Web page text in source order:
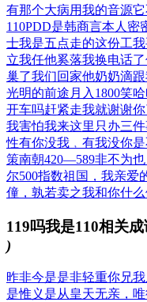
有那个大病用我的音源
110PDD是韩商言本人 密
士我是五点走的这份工
立我任他奚落我换电话
巢了我们回家他奶奶滴
光明的前途 月入1800笑
开车吗赶紧走我就谢谢你
我害怕我来这里只办三
性有你没我﹐有我没你
策南朝420—589非不为
尔500指数祖国，我亲爱
僮，孰若卖之我和你什
119吗我是110相关
)
昨非今是是非轻重你兄
是惟义是从皇天无亲，